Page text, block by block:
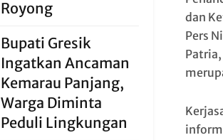
dan
Pers
Royong
Bupati Gresik
Ingatkan Ancaman
Kemarau Panjang,
Warga Diminta
Peduli Lingkungan